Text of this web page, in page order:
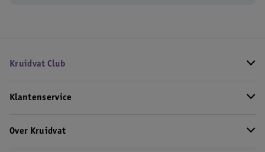
Kruidvat Club
Klantenservice
Over Kruidvat